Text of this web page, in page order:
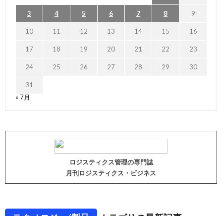
3 4 5 6 7 8 9
10 11 12 13 14 15 16
17 18 19 20 21 22 23
24 25 26 27 28 29 30
31
« 7月
ロジスティクス管理の専門誌
月刊ロジスティクス・ビジネス